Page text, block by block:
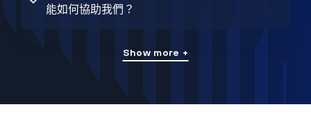
能如何協助我們？
Show more +